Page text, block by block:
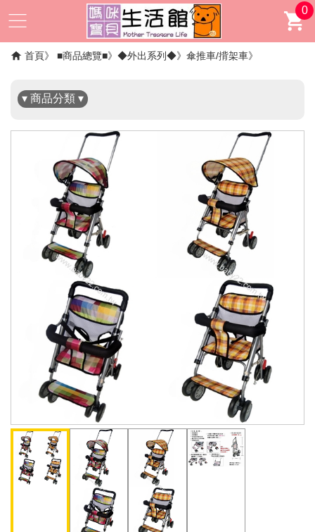
0
首頁 ■商品總覽■ ◆外出系列◆ 傘推車/揹架車
▾ 商品分類 ▾
✖